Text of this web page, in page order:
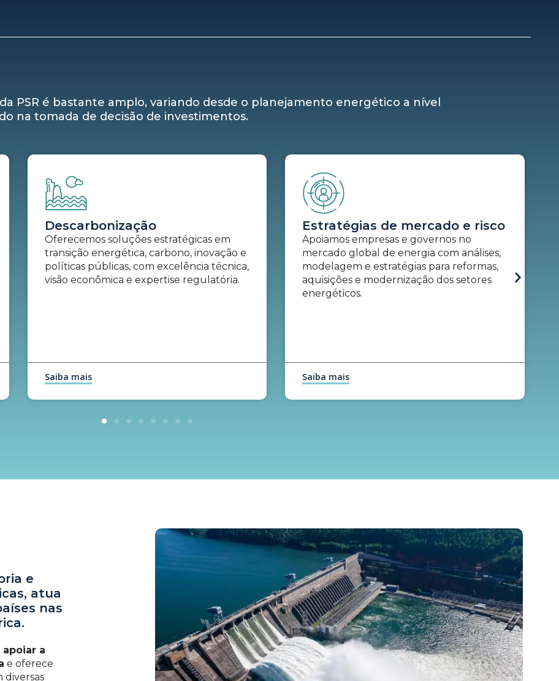
PSR é bastante amplo, variando desde o planejamento energético a nível
na tomada de decisão de investimentos.
Descarbonização
Oferecemos soluções estratégicas em
transição energética, carbono, inovação e
políticas públicas, com excelência técnica,
visão econômica e expertise regulatória.
Saiba mais
Estratégias de mercado e risco
Apoiamos empresas e governos no
mercado global de energia com análises,
modelagem e estratégias para reformas,
aquisições e modernização dos setores
energéticos.
Saiba mais
e
atua
nas
apoiar a
e oferece
diversas